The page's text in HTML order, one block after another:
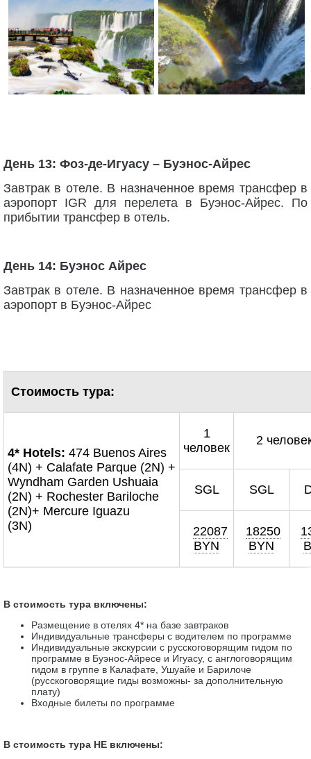
День 13: Фоз-де-Игуасу – Буэнос-Айрес
Завтрак в отеле. В назначенное время трансфер в
аэропорт IGR для перелета в Буэнос-Айрес. По
прибытии трансфер в отель.
День 14: Буэнос Айрес
Завтрак в отеле. В назначенное время трансфер в
аэропорт в Буэнос-Айрес
Стоимость тура:
4* Hotels: 474 Buenos Aires
(4N) + Calafate Parque (2N) +
Wyndham Garden Ushuaia
(2N) + Rochester Bariloche
(2N)+ Mercure Iguazu
(3N)
1
человек
2
SGL SGL
22087
BYN
18250
BYN
В стоимость тура включены:
Размещение в отелях 4* на базе завтраков
Индивидуальные трансферы с водителем по программе
Индивидуальные экскурсии с русскоговорящим гидом по
программе в Буэнос-Айресе и Игуасу, с англоговорящим
гидом в группе в Калафате, Ушуайе и Барилоче
(русскоговорящие гиды возможны- за дополнительную
плату)
Входные билеты по программе
В стоимость тура НЕ включены: